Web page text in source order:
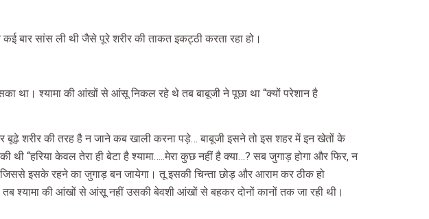
बार सांस ली थी जैसे पूरे शरीर की ताकत इकट्ठी करता रहा हो।
था। श्यामा की आंखों से आंसू निकल रहे थे तब बाबूजी ने पूछा था “क्यों परेशान है
बूढ़े शरीर की तरह है न जाने कब खाली करना पड़े… बाबूजी इसने तो इस शहर में इन खेतों के
“हरिया केवल तेरा ही बेटा है श्यामा…..मेरा कुछ नहीं है क्या…? सब जुगाड़ होगा और फिर, न
इसके रहने का जुगाड़ बन जायेगा। तू इसकी चिन्ता छोड़ और आराम कर ठीक हो
श्यामा की आंखों से आंसू नहीं उसकी बेवशी आंखों से बहकर दोनों कानों तक जा रही थी।